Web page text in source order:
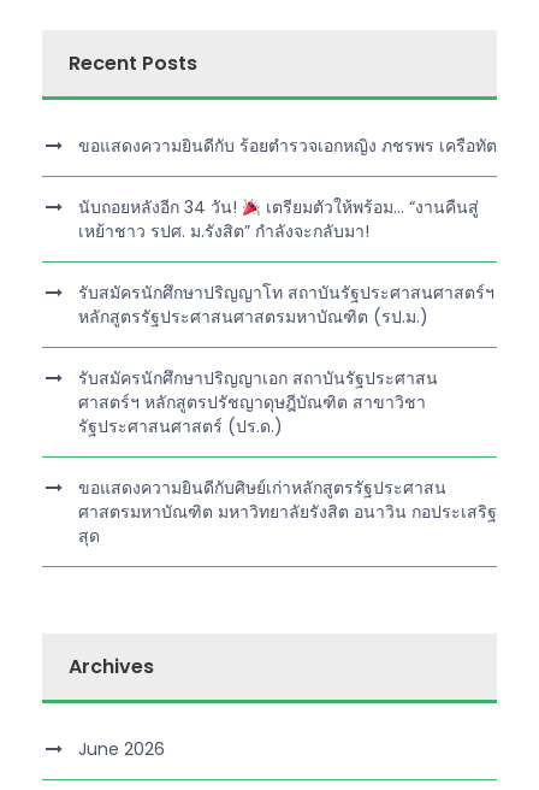
Recent Posts
ขอแสดงความยินดีกับ ร้อยตำรวจเอกหญิง ภชรพร เครือทัต
นับถอยหลังอีก 34 วัน!
เตรียมตัวให้พร้อม… “งานคืนสู่
เหย้าชาว รปศ. ม.รังสิต” กำลังจะกลับมา!
รับสมัครนักศึกษาปริญญาโท สถาบันรัฐประศาสนศาสตร์ฯ
หลักสูตรรัฐประศาสนศาสตรมหาบัณฑิต (รป.ม.)
รับสมัครนักศึกษาปริญญาเอก สถาบันรัฐประศาสน
ศาสตร์ฯ หลักสูตรปรัชญาดุษฎีบัณฑิต สาขาวิชา
รัฐประศาสนศาสตร์ (ปร.ด.)
ขอแสดงความยินดีกับศิษย์เก่าหลักสูตรรัฐประศาสน
ศาสตรมหาบัณฑิต มหาวิทยาลัยรังสิต อนาวิน กอประเสริฐ
สุด
Archives
June 2026